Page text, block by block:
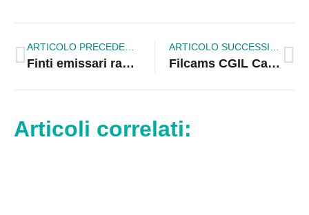
Finti emissari raggirano un’anziana: via soldi e gioielli a Rossano | VIDEO Filcams CGIL Calabria lancia una proposta di riforma per il turismo: bonus per i lavoratori e incentivi alle imprese virtuose
Articoli correlati: